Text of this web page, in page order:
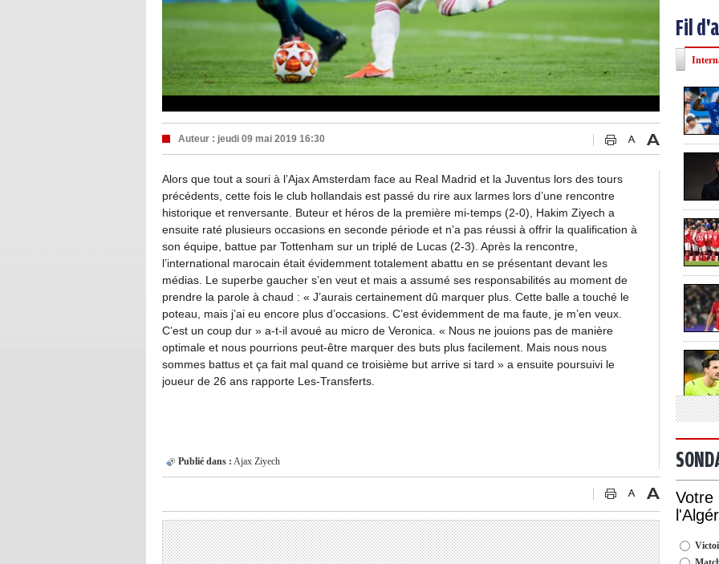
Auteur : jeudi 09 mai 2019 16:30
Alors que tout a souri à l’Ajax Amsterdam face au Real Madrid et la Juventus lors des tours
précédents, cette fois le club hollandais est passé du rire aux larmes lors d’une rencontre
historique et renversante. Buteur et héros de la première mi-temps (2-0), Hakim Ziyech a
ensuite raté plusieurs occasions en seconde période et n’a pas réussi à offrir la qualification à
son équipe, battue par Tottenham sur un triplé de Lucas (2-3). Après la rencontre,
l’international marocain était évidemment totalement abattu en se présentant devant les
médias. Le superbe gaucher s’en veut et mais a assumé ses responsabilités au moment de
prendre la parole à chaud : « J’aurais certainement dû marquer plus. Cette balle a touché le
poteau, mais j’ai eu encore plus d’occasions. C’est évidemment de ma faute, je m’en veux.
C’est un coup dur » a-t-il avoué au micro de Veronica. « Nous ne jouions pas de manière
optimale et nous pourrions peut-être marquer des buts plus facilement. Mais nous nous
sommes battus et ça fait mal quand ce troisième but arrive si tard » a ensuite poursuivi le
joueur de 26 ans rapporte Les-Transferts.
Publié dans : Ajax Ziyech
Fil
Votre